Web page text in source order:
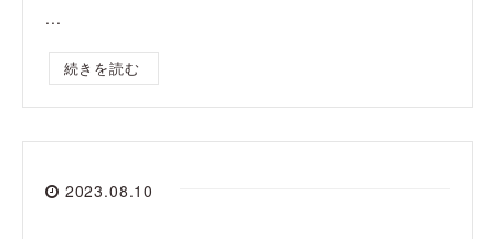
...
続きを読む
2023.08.10